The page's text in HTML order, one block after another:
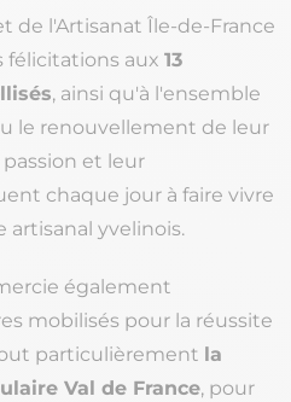
de l'Artisanat Île-de-France
félicitations aux 13
, ainsi qu'à l'ensemble
le renouvellement de leur
et leur
chaque jour à faire vivre
yvelinois.
également
mobilisés pour la réussite
particulièrement la
Val de France, pour